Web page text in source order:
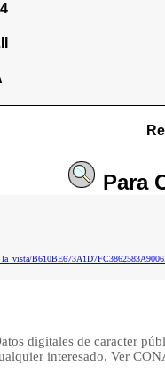
Para
digitales de caracter
interesado. Ver